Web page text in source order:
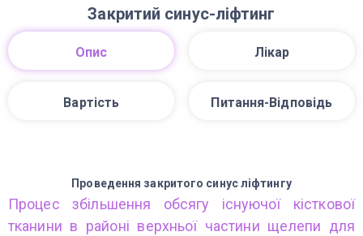
Закритий синус-ліфтинг
Опис Лікар
Вартість Питання-Відповідь
Проведення закритого синус ліфтингу
Процес збільшення обсягу існуючої кісткової
тканини в районі верхньої частини щелепи для